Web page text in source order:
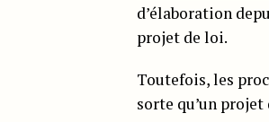
d’élaboration
projet de loi.
Toutefois, les
sorte qu’un